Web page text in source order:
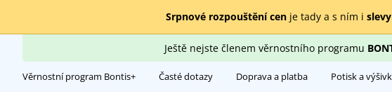
Srpnové rozpouštění cenje tady a s ním i
Ještě nejste členem věrnostního programu
Věrnostní program Bontis+ Časté dotazy Doprava a platba Potisk a